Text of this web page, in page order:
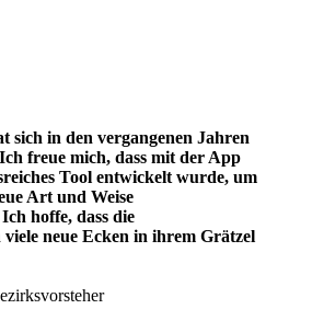
sich in den vergangenen Jahren
freue mich, dass mit der App
Tool entwickelt wurde, um
Art und Weise
hoffe, dass die
neue Ecken in ihrem Grätzel